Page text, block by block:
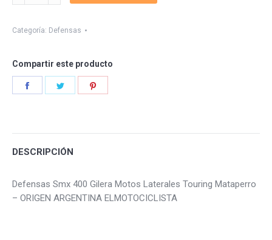
Gilera
Categoría: Defensas
Compartir este producto
DESCRIPCIÓN
Defensas Smx 400 Gilera Motos Laterales Touring Mataperro
– ORIGEN ARGENTINA ELMOTOCICLISTA